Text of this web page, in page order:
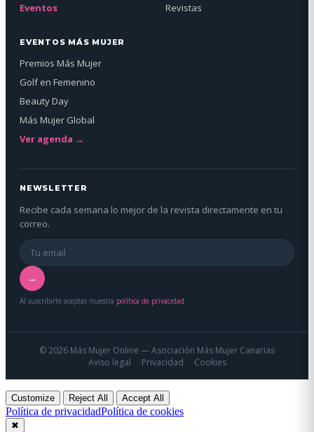
Eventos
Revistas
EVENTOS MÁS MUJER
Premios Más Mujer
Golf en Femenino
Beauty Day
Más Mujer Global
Ver agenda →
NEWSLETTER
Recibe cada semana lo mejor de la revista directamente en tu
correo.
→
Al suscribirte aceptas nuestra política de privacidad.
© 2026 Más Mujer Online — Asociación Más Mujer Canarias
Aviso legal
Privacidad Cookies
Customize Reject All Accept All
Política de privacidadPolítica de cookies
✖